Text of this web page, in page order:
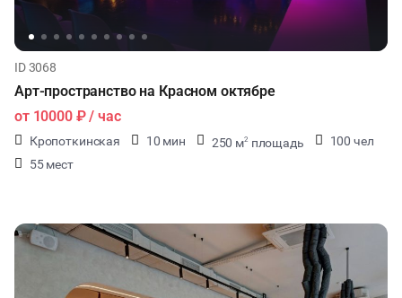
ID 3068
Арт-пространство на Красном октябре
от 10000 ₽/ час
Кропоткинская 10 мин 250 м2 площадь
100 чел
55 мест